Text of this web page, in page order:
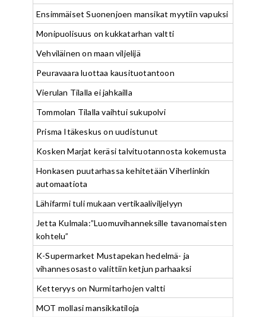
Ensimmäiset Suonenjoen mansikat myytiin vapuksi
Monipuolisuus on kukkatarhan valtti
Vehviläinen on maan viljelijä
Peuravaara luottaa kausituotantoon
Vierulan Tilalla ei jahkailla
Tommolan Tilalla vaihtui sukupolvi
Prisma Itäkeskus on uudistunut
Kosken Marjat keräsi talvituotannosta kokemusta
Honkasen puutarhassa kehitetään Viherlinkin
automaatiota
Lähifarmi tuli mukaan vertikaaliviljelyyn
Jetta Kulmala:”Luomuvihanneksille tavanomaisten
kohtelu”
K-Supermarket Mustapekan hedelmä- ja
vihannesosasto valittiin ketjun parhaaksi
Ketteryys on Nurmitarhojen valtti
MOT mollasi mansikkatiloja